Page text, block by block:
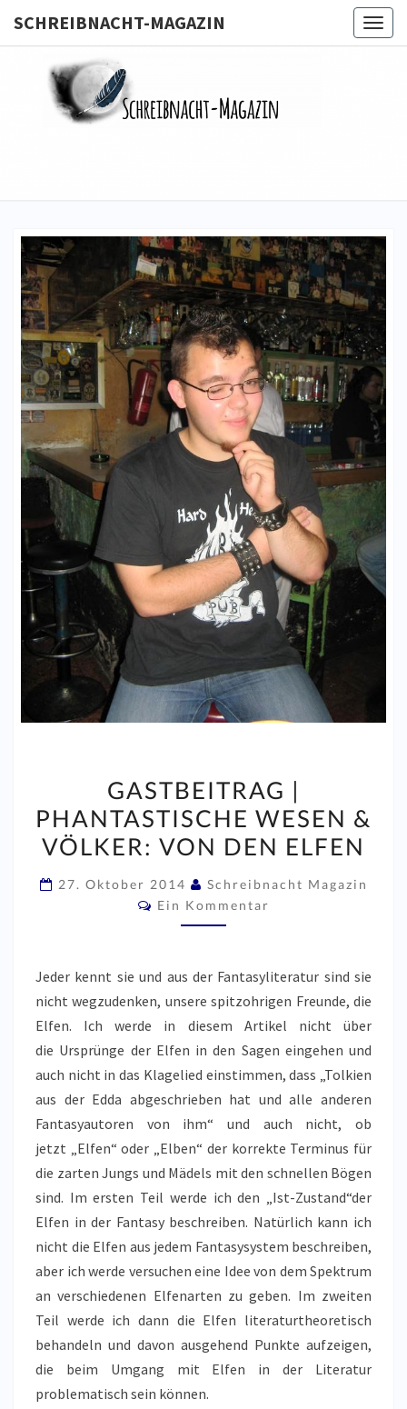
SCHREIBNACHT-MAGAZIN
|
PHANTASTISCHE
WESEN
VÖLKER:
GASTBEITRAG |
PHANTASTISCHE WESEN &
VÖLKER: VON DEN ELFEN
27. Oktober 2014
Schreibnacht Magazin
Kommentare
Ein Kommentar
Jeder kennt sie und aus der Fantasyliteratur sind sie
nicht wegzudenken, unsere spitzohrigen Freunde, die
Elfen. Ich werde in diesem Artikel nicht über
die Ursprünge der Elfen in den Sagen eingehen und
auch nicht in das Klagelied einstimmen, dass „Tolkien
aus der Edda abgeschrieben hat und alle anderen
Fantasyautoren von ihm“ und auch nicht, ob
jetzt „Elfen“ oder „Elben“ der korrekte Terminus für
die zarten Jungs und Mädels mit den schnellen Bögen
sind. Im ersten Teil werde ich den „Ist-Zustand“der
Elfen in der Fantasy beschreiben. Natürlich kann ich
nicht die Elfen aus jedem Fantasysystem beschreiben,
aber ich werde versuchen eine Idee von dem Spektrum
an verschiedenen Elfenarten zu geben. Im zweiten
Teil werde ich dann die Elfen literaturtheoretisch
behandeln und davon ausgehend Punkte aufzeigen,
die beim Umgang mit Elfen in der Literatur
problematisch sein können.